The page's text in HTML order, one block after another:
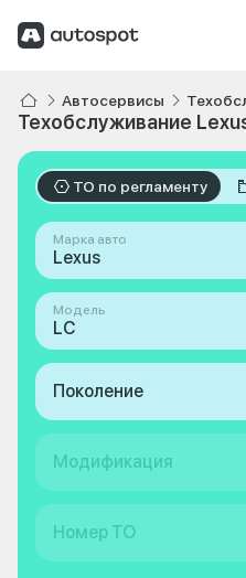
Автосервисы
Техобслуживание
ТО по регламенту
Марка авто
Lexus
Модель
LC
Поколение
Модификация
Номер ТО